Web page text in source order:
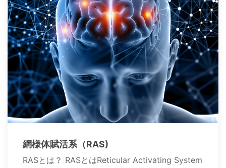
網様体賦活系（RAS)
RASとは？ RASとはReticular Activating System